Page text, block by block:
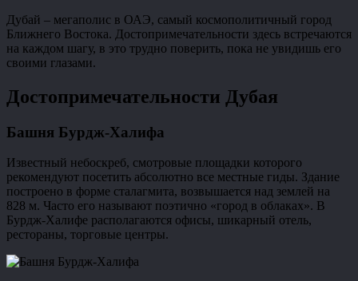
Дубай – мегаполис в ОАЭ, самый космополитичный город
Ближнего Востока. Достопримечательности здесь встречаются
на каждом шагу, в это трудно поверить, пока не увидишь его
своими глазами.
Достопримечательности Дубая
Башня Бурдж-Халифа
Известный небоскреб, смотровые площадки которого
рекомендуют посетить абсолютно все местные гиды. Здание
построено в форме сталагмита, возвышается над землей на
828 м. Часто его называют поэтично «город в облаках». В
Бурдж-Халифе располагаются офисы, шикарный отель,
рестораны, торговые центры.